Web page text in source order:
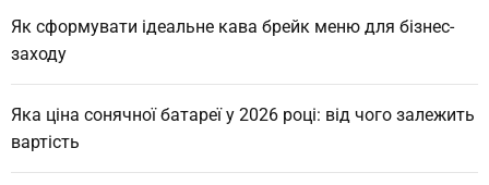
Як сформувати ідеальне кава брейк меню для бізнес-
заходу
Яка ціна сонячної батареї у 2026 році: від чого залежить
вартість